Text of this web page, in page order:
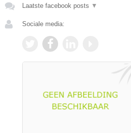
Laatste facebook posts ▼
Sociale media: